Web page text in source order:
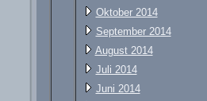
Oktober 2014
September 2014
August 2014
Juli 2014
Juni 2014